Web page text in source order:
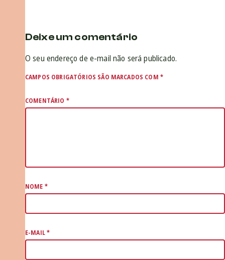
Deixe um comentário
O seu endereço de e-mail não será publicado.
CAMPOS OBRIGATÓRIOS SÃO MARCADOS COM *
COMENTÁRIO *
NOME *
E-MAIL*